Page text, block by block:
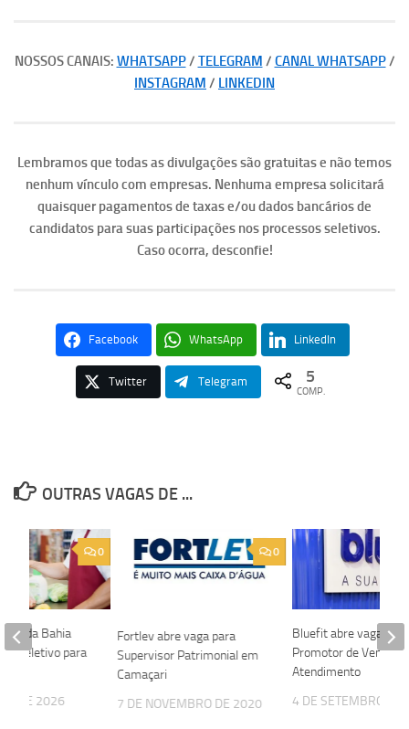
NOSSOS CANAIS: WHATSAPP/ TELEGRAM / CANAL WHATSAPP/
INSTAGRAM / LINKEDIN
Lembramos que todas as divulgações são gratuitas e não temos
nenhum vínculo com empresas. Nenhuma empresa solicitará
quaisquer pagamentos de taxas e/ou dados bancários de
candidatos para suas participações nos processos seletivos.
Caso ocorra, desconfie!
Facebook WhatsApp LinkedIn
Twitter Telegram 5
COMP.
OUTRAS VAGAS DE ...
0
Fortlev abre vaga para
Supervisor Patrimonial em
Camaçari
7 DE NOVEMBRO DE 2020
Bluefit abre vaga para
Promotor de Vendas
Atendimento
4 DE SETEMBRO DE
0
da Bahia
seletivo para
DE 2026